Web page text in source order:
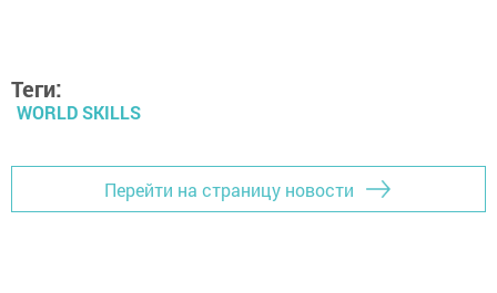
Теги:
WORLD SKILLS
Перейти на страницу новости